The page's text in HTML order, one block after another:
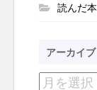
読んだ本
アーカイブ
ア